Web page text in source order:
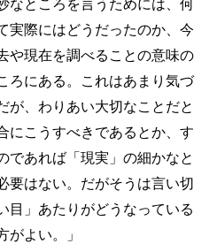
なところを言うためには、何
実際にはどうだったのか、今
や現在を調べることの意味の
ろにある。これはあまり気づ
が、わりあい大切なことだと
にこうすべきであるとか、す
であれば「現実」の細かなと
要はない。だがそうは言い切
目」あたりがどうなっている
がよい。」